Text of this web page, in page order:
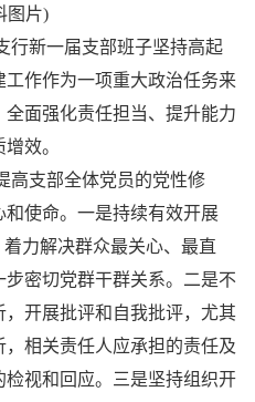
图片)
行新一届支部班子坚持高起
作作为一项重大政治任务来
面强化责任担当、提升能力
效。
高支部全体党员的党性修
使命。一是持续有效开展
力解决群众最关心、最直
密切党群干群关系。二是不
开展批评和自我批评，尤其
相关责任人应承担的责任及
视和回应。三是坚持组织开